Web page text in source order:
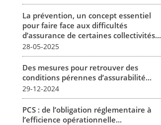
La prévention, un concept essentiel
pour faire face aux difficultés
d’assurance de certaines collectivités...
28-05-2025
Des mesures pour retrouver des
conditions pérennes d’assurabilité...
29-12-2024
PCS : de l’obligation réglementaire à
l’efficience opérationnelle...